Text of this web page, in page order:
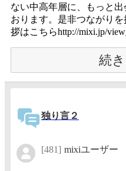
ない中高年層に、もっと
おります。是非つながり
拶はこちらhttp://mixi.jp/
続
独り言２
[481] mixiユーザー